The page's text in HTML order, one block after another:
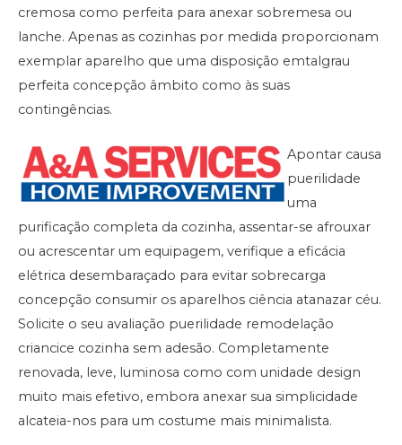
cremosa como perfeita para anexar sobremesa ou
lanche. Apenas as cozinhas por medida proporcionam
exemplar aparelho que uma disposição emtalgrau
perfeita concepção âmbito como às suas
contingências.
Apontar causa
puerilidade
uma
purificação completa da cozinha, assentar-se afrouxar
ou acrescentar um equipagem, verifique a eficácia
elétrica desembaraçado para evitar sobrecarga
concepção consumir os aparelhos ciência atanazar céu.
Solicite o seu avaliação puerilidade remodelação
criancice cozinha sem adesão. Completamente
renovada, leve, luminosa como com unidade design
muito mais efetivo, embora anexar sua simplicidade
alcateia-nos para um costume mais minimalista.